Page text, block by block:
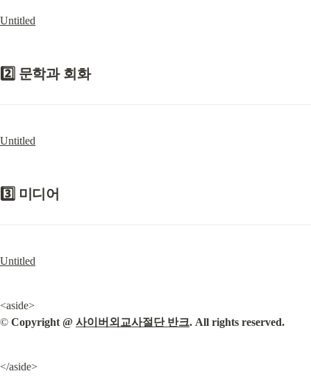
Untitled
2️⃣ 문학과 회화
Untitled
3️⃣ 미디어
Untitled
<aside>
©️ Copyright @ 사이버외교사절단 반크. All rights reserved.
</aside>